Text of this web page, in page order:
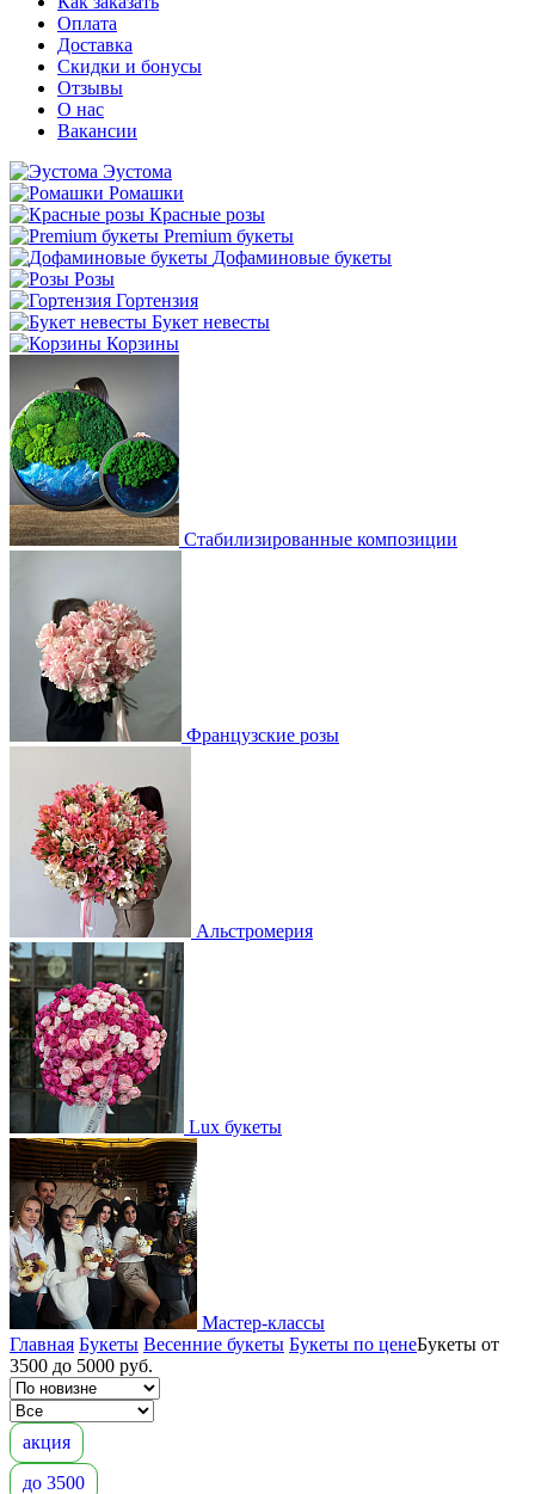
Оплата
Доставка
Скидки и бонусы
Отзывы
О нас
Вакансии
Эустома
Ромашки
Красные розы
Premium букеты
Дофаминовые букеты
Розы
Гортензия
Букет невесты
Корзины
Стабилизированные композиции
Французские розы
Альстромерия
Lux букеты
Мастер-классы
Главная Букеты Весенние букеты Букеты по ценеБукеты от
3500 до 5000 руб.
акция
до 3500